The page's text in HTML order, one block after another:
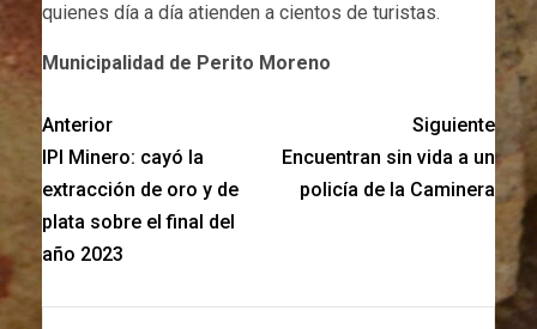
quienes día a día atienden a cientos de turistas.
Municipalidad de Perito Moreno
Anterior
IPI Minero: cayó la
extracción de oro y de
plata sobre el final del
año 2023
Siguiente
Encuentran sin vida a un
policía de la Caminera